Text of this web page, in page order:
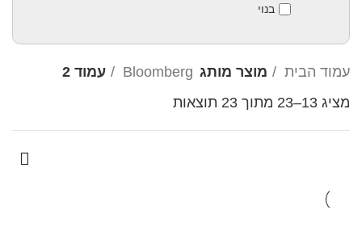
בנוי
עמוד הבית מוצר מותג Bloomberg
עמוד 2
מציג 13–23 מתוך 23 תוצאות